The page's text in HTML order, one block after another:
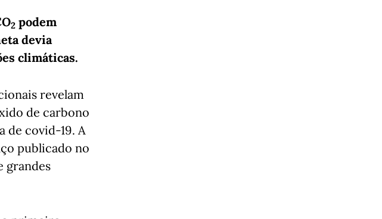
2 podem
devia
climáticas.
revelam
de carbono
de covid-19. A
publicado no
grandes